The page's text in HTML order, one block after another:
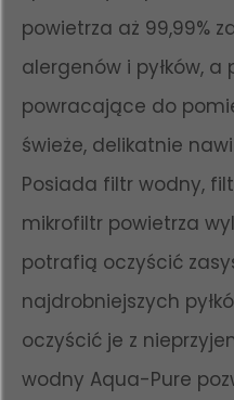
powietrza aż 99,99%
alergenów i pyłków,
powracające do
świeże, delikatnie
Posiada filtr wodny,
mikrofiltr powietrza
potrafią oczyścić
najdrobniejszych
oczyścić je z
wodny Aqua-Pure